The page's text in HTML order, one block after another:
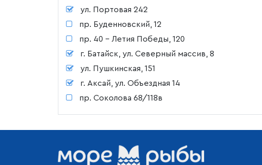
ул. Портовая 242
пр. Буденновский, 12
пр. 40 - Летия Победы, 120
г. Батайск, ул. Северный массив, 8
ул. Пушкинская, 151
г. Аксай, ул. Объездная 14
пр. Соколова 68/118в